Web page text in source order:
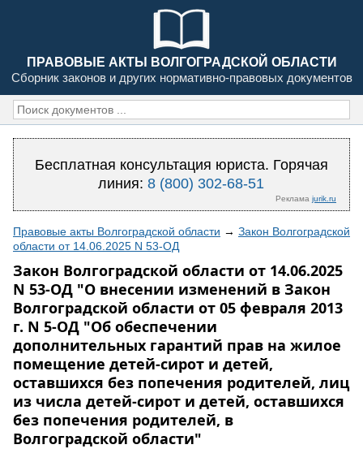
ПРАВОВЫЕ АКТЫ ВОЛГОГРАДСКОЙ ОБЛАСТИ
Сборник законов и других нормативно-правовых документов
Бесплатная консультация юриста. Горячая
линия:8 (800) 302-68-51
Реклама jurik.ru
Правовые акты Волгоградской области → Закон Волгоградской
области от 14.06.2025 N 53-ОД
Закон Волгоградской области от 14.06.2025
N 53-ОД "О внесении изменений в Закон
Волгоградской области от 05 февраля 2013
г. N 5-ОД "Об обеспечении
дополнительных гарантий прав на жилое
помещение детей-сирот и детей,
оставшихся без попечения родителей, лиц
из числа детей-сирот и детей, оставшихся
без попечения родителей, в
Волгоградской области"